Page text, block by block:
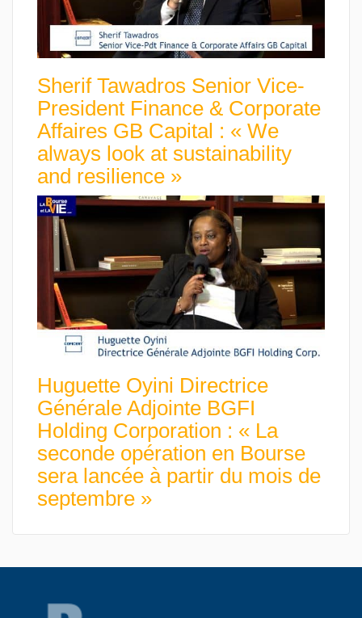
Sherif Tawadros Senior Vice-
President Finance & Corporate
Affaires GB Capital : « We
always look at sustainability
and resilience »
Huguette Oyini Directrice
Générale Adjointe BGFI
Holding Corporation : « La
seconde opération en Bourse
sera lancée à partir du mois de
septembre »